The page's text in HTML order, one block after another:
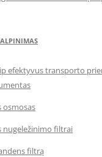
efektyvus transporto
osmosas
nugeležinimo filtrai
filtrą